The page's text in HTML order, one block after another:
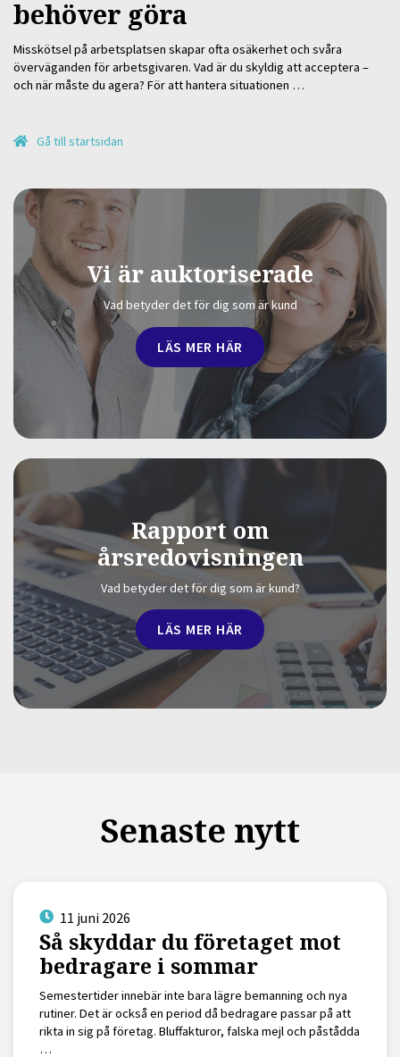
behöver göra
Misskötsel på arbetsplatsen skapar ofta osäkerhet och svåra
överväganden för arbetsgivaren. Vad är du skyldig att acceptera –
och när måste du agera? För att hantera situationen …
Gå till startsidan
Vi är auktoriserade
Vad betyder det för dig som är kund
LÄS MER HÄR
Rapport om
årsredovisningen
Vad betyder det för dig som är kund?
LÄS MER HÄR
Senaste nytt
11 juni 2026
Så skyddar du företaget mot
bedragare i sommar
Semestertider innebär inte bara lägre bemanning och nya
rutiner. Det är också en period då bedragare passar på att
rikta in sig på företag. Bluffakturor, falska mejl och påstådda
…